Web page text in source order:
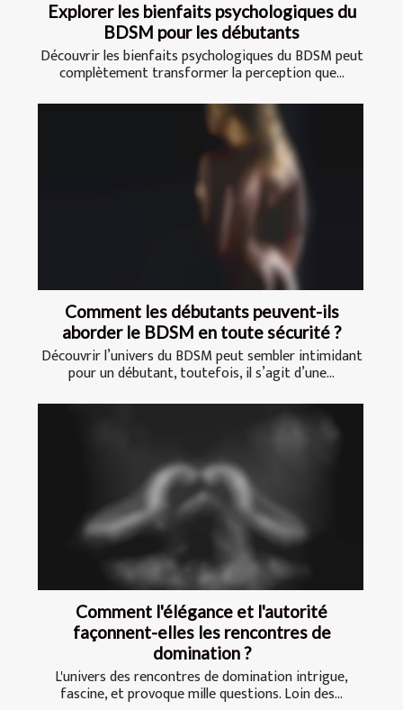
Explorer les bienfaits psychologiques du
BDSM pour les débutants
Découvrir les bienfaits psychologiques du BDSM peut
complètement transformer la perception que...
Comment les débutants peuvent-ils
aborder le BDSM en toute sécurité ?
Découvrir l’univers du BDSM peut sembler intimidant
pour un débutant, toutefois, il s’agit d’une...
Comment l'élégance et l'autorité
façonnent-elles les rencontres de
domination ?
L'univers des rencontres de domination intrigue,
fascine, et provoque mille questions. Loin des...